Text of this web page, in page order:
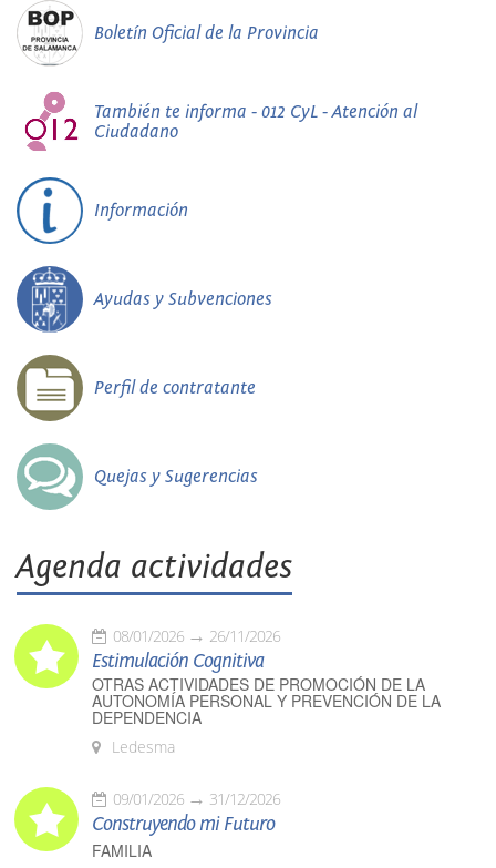
Boletín Oficial de la Provincia
También te informa - 012 CyL - Atención al
Ciudadano
Información
Ayudas y Subvenciones
Perfil de contratante
Quejas y Sugerencias
Agenda actividades
08/01/2026 26/11/2026
Estimulación Cognitiva
OTRAS ACTIVIDADES DE PROMOCIÓN DE LA
AUTONOMÍA PERSONAL Y PREVENCIÓN DE LA
DEPENDENCIA
Ledesma
09/01/2026 31/12/2026
Construyendo mi Futuro
FAMILIA